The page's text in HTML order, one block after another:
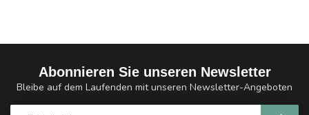
Abonnieren Sie unseren Newsletter
Bleibe auf dem Laufenden mit unseren Newsletter-Angeboten